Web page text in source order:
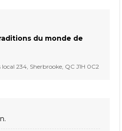
du monde de
local 234, Sherbrooke, QC J1H 0C2